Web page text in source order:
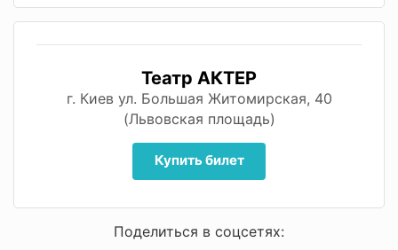
Театр АКТЕР
г. Киев ул. Большая Житомирская, 40
(Львовская площадь)
Купить билет
Поделиться в соцсетях: